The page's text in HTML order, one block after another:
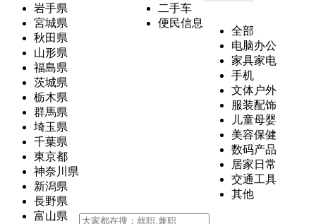
岩手県
宮城県
秋田県
山形県
福島県
茨城県
栃木県
群馬県
埼玉県
千葉県
東京都
神奈川県
新潟県
長野県
富山県
二手车
便民信息
全部
电脑办公
家具家电
手机
文体户外
服装配饰
儿童母婴
美容保健
数码产品
居家日常
交通工具
其他